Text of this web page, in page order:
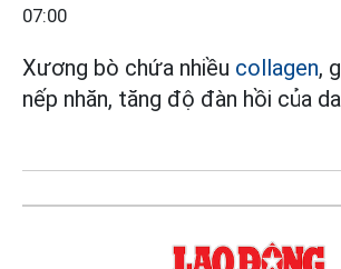
07:00
Xương bò chứa nhiều collagen,
nếp nhăn, tăng độ đàn hồi của